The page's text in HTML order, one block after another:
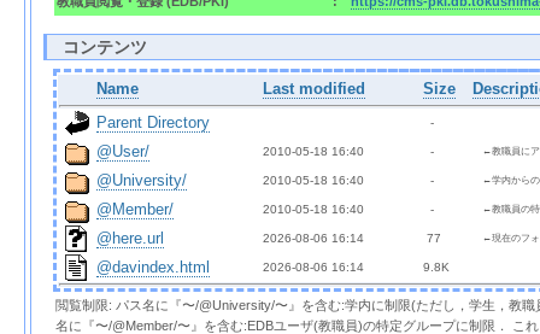
コンテンツ
Name Last modified Size
Parent Directory
  -
@User/ 2010-05-18 16:40
  -
←教職員に
@University/ 2010-05-18 16:40
  -
←学内から
@Member/ 2010-05-18 16:40
  -
←教職員の
@here.url 2026-08-06 16:14 77 ←現在のフ
@davindex.html 2026-08-06 16:14 9.8K
閲覧制限: パス名に『〜/@University/〜』を含む:学内に制限(ただし，学生，教
名に『〜/@Member/〜』を含む:EDBユーザ(教職員)の特定グループに制限． こ